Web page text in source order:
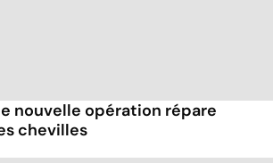
nouvelle opération répare
chevilles